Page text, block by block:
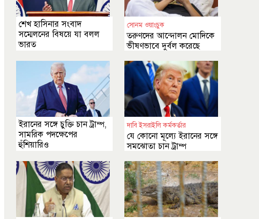
শেখ হাসিনার সংবাদ
সম্মেলনের বিষয়ে যা বলল
ভারত
সোনম ওয়াংচুক
তরুণদের আন্দোলন মোদিকে
ভীষণভাবে দুর্বল করেছে
ইরানের সঙ্গে চুক্তি চান ট্রাম্প,
সামরিক পদক্ষেপের
হুঁশিয়ারিও
দাবি ইসরাইলি কর্মকর্তার
যে কোনো মূল্যে ইরানের সঙ্গে
সমঝোতা চান ট্রাম্প